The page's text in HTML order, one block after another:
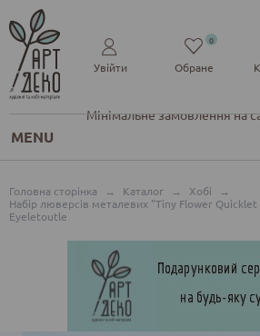
Мінімальне замовлення на
Увійти Обране
0
MENU
Головна сторінка → Каталог → Хобі
→
Набір люверсів металевих "Tiny Flower
Eyeletoutle